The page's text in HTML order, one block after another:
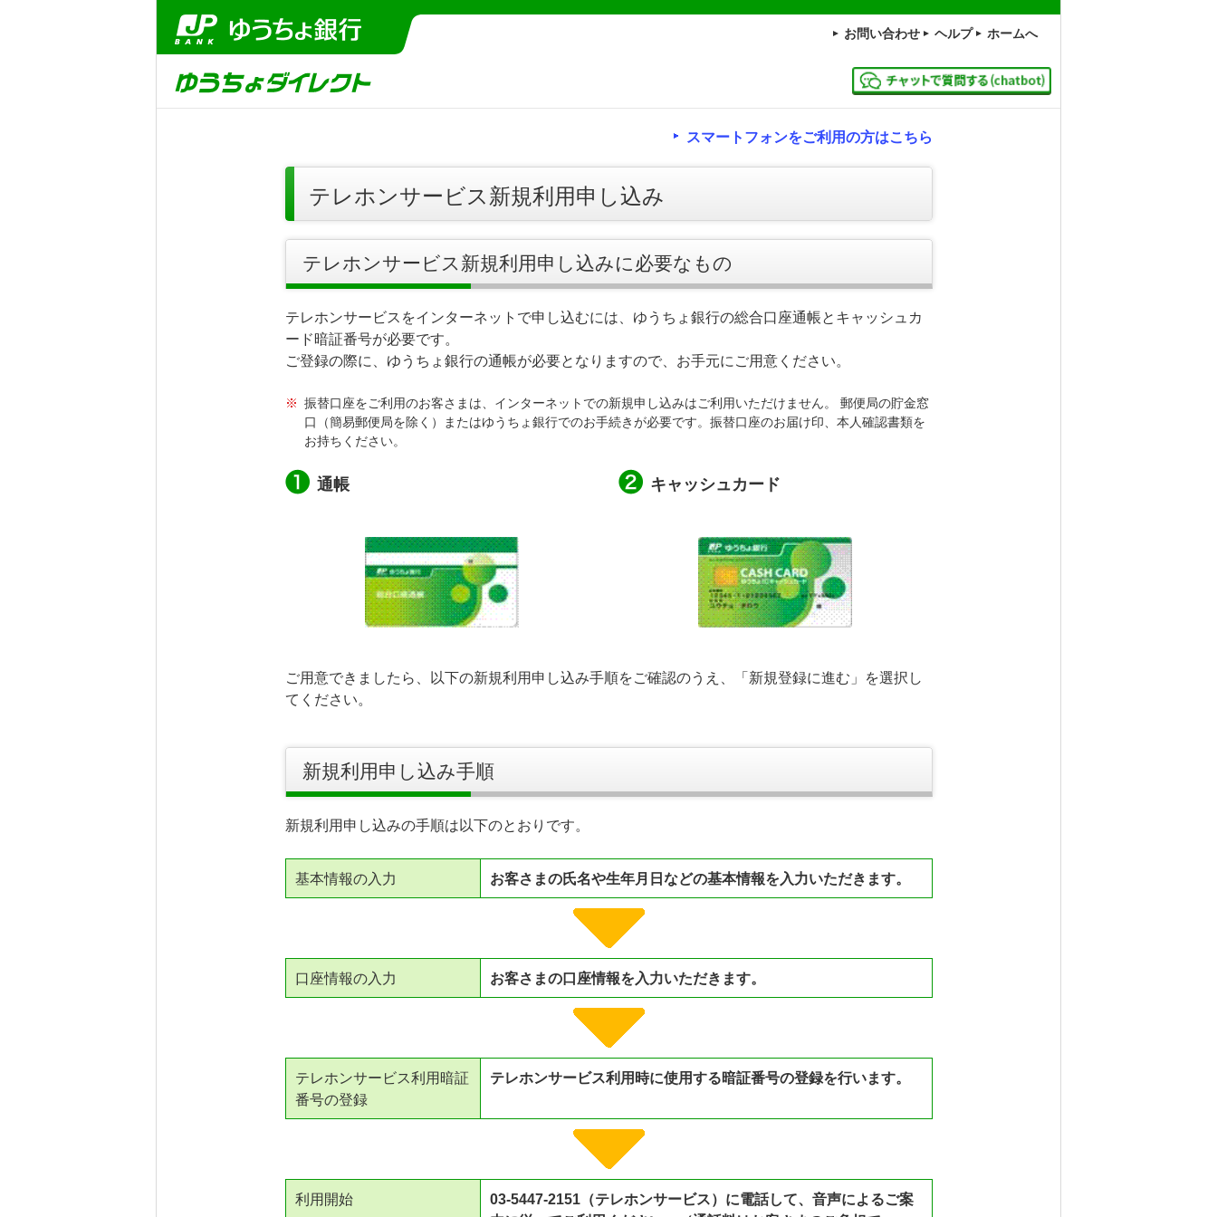
お問い合わせ ヘルプ ホームへ
スマートフォンをご利用の方はこちら
テレホンサービス新規利用申し込み
テレホンサービス新規利用申し込みに必要なもの
テレホンサービスをインターネットで申し込むには、ゆうちょ銀行の総合口座通帳とキャッシュカ
ード暗証番号が必要です。
ご登録の際に、ゆうちょ銀行の通帳が必要となりますので、お手元にご用意ください。
※ 振替口座をご利用のお客さまは、インターネットでの新規申し込みはご利用いただけません。 郵便局の貯金窓
口（簡易郵便局を除く）またはゆうちょ銀行でのお手続きが必要です。振替口座のお届け印、本人確認書類を
お持ちください。
通帳 キャッシュカード
ご用意できましたら、以下の新規利用申し込み手順をご確認のうえ、「新規登録に進む」を選択し
てください。
新規利用申し込み手順
新規利用申し込みの手順は以下のとおりです。
基本情報の入力 お客さまの氏名や生年月日などの基本情報を入力いただきます。
口座情報の入力 お客さまの口座情報を入力いただきます。
テレホンサービス利用暗証
番号の登録
テレホンサービス利用時に使用する暗証番号の登録を行います。
利用開始
03-5447-2151（テレホンサービス）に電話して、音声によるご案